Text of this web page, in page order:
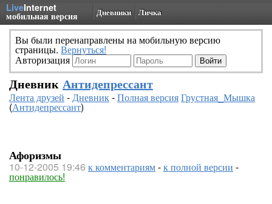
LiveInternet
мобильная версия Дневники Личка
Вы были перенаправлены на мобильную версию
страницы. Вернуться!
Авторизация
Дневник Антидепрессант
Лента друзей -Дневник-Полная версияГрустная_Мышка
(Антидепрессант)
Афоризмы
10-12-2005 19:46 к комментариям-к полной версии -
понравилось!